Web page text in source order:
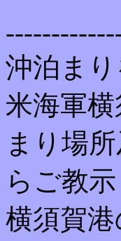
沖泊ま
米海軍
まり場
らご教示
横須賀